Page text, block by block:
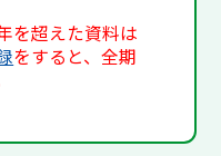
を超えた資料は
をすると、全期